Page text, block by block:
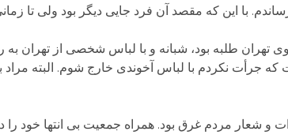
با این که مقصد آن فرد جایی دیگر بود ولی تا
تهران طلبه بود، شبانه و با لباس شخصی از تهران
جرأت نکردم با لباس آخوندی خارج شوم. البته مراد
و تظاهرات و شعار مردم غرق بود. همراه جمعیت بی انتها خود